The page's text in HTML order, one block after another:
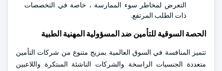
التعرض لمخاطر سوء الممارسة ، خاصة في التخصصات
ذات الطلب المرتفع.
الحصة السوقية للتأمين ضد المسؤولية المهنية الطبية
تتميز المنافسة في السوق العالمية بمزيج متنوع من شركات التأمين
متعددة الجنسيات الراسخة والشركات الناشئة المبتكرة واللاعبين